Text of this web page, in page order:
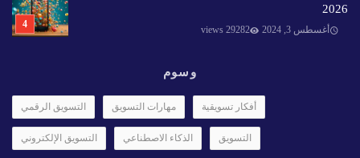
2026
أغسطس 3, 2024 29282 views
وسوم
التسويق الرقمي مهارات التسويق أفكار تسويقية
التسويق الإلكتروني الذكاء الاصطناعي التسويق